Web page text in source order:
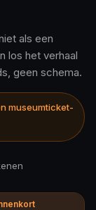
als een
los het verhaal
geen schema.
museumticket-